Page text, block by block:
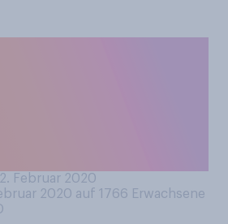
Februar 2020
2020 auf 1766 Erwachsene